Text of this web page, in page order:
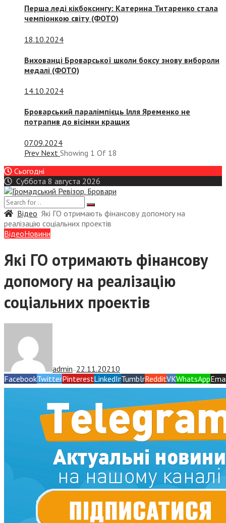
Перша леді кікбоксингу: Катерина Титаренко стала
чемпіонкою світу (ФОТО)
18.10.2024
Вихованці Броварської школи боксу знову вибороли
медалі (ФОТО)
14.10.2024
Броварський паралімпієць Ілля Яременко не
потрапив до вісімки кращих
07.09.2024
Prev Next Showing 1 Of 18
Сьогодні
Суббота 8 августа 2026
Відео Які ГО отримають фінансову допомогу на
реалізацію соціальних проектів
ВідеоНовини
Які ГО отримають фінансову
допомогу на реалізацію
соціальних проектів
admin — 22.11.20210
FacebookTwitterPinterestLinkedInTumblrRedditVKWhatsApp